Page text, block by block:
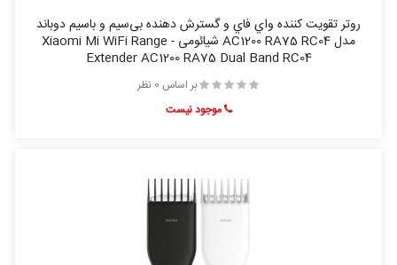
روتر تقويت کننده واي فاي و گسترش دهنده بی‌‌‌سیم و باسیم دوباند
مدل AC1200 RA75 RC04 شیائومی - Xiaomi Mi WiFi Range
Extender AC1200 RA75 Dual Band RC04
بر اساس 0 نظر
موجود نیست